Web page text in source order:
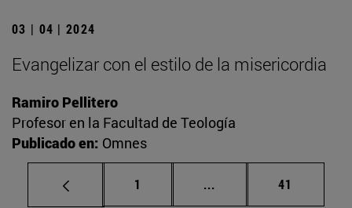
03 | 04 | 2024
Evangelizar con el estilo de la misericordia
Ramiro Pellitero
Profesor en la Facultad de Teología
Publicado en: Omnes
Página
1 ... Páginas intermedias
Página
41